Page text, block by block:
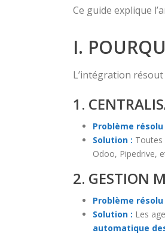
Ce guide explique
I.
L’intégration
1.
Problème résolu
Solution : Toutes
Odoo, Pipedrive,
2. GESTION
Problème résolu
Solution : Les
automatique